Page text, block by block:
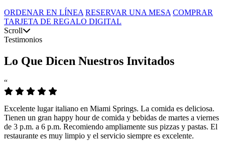
ORDENAR EN LÍNEA RESERVAR UNA MESA COMPRAR
TARJETA DE REGALO DIGITAL
Scroll
Testimonios
Lo Que Dicen Nuestros Invitados
“
Excelente lugar italiano en Miami Springs. La comida es deliciosa.
Tienen un gran happy hour de comida y bebidas de martes a viernes
de 3 p.m. a 6 p.m. Recomiendo ampliamente sus pizzas y pastas. El
restaurante es muy limpio y el servicio siempre es excelente.